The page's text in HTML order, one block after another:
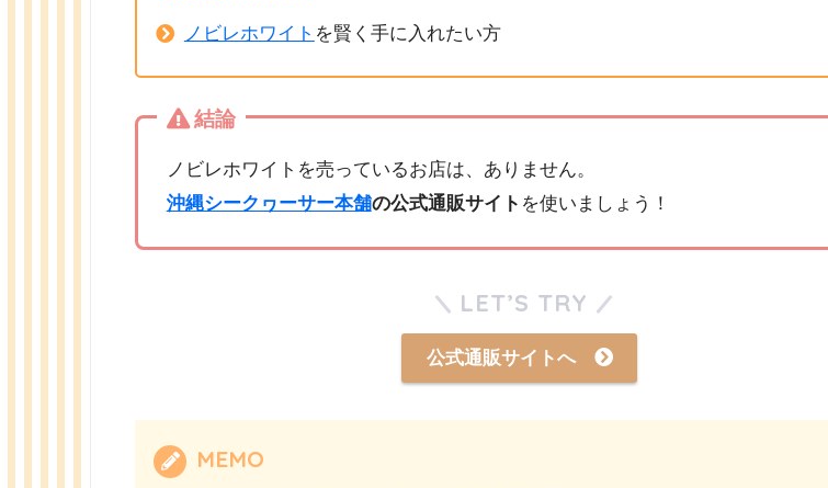
ノビレホワイト を賢く手に入れたい方
結論
ノビレホワイトを売っているお店は、ありません。
沖縄シークヮーサー本舗の公式通販サイト を使いましょう！
LET’S TRY
公式通販サイトへ
MEMO